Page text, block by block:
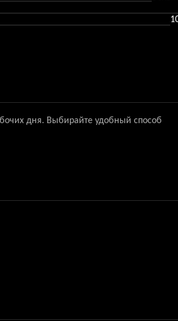
дня. Выбирайте удобный способ